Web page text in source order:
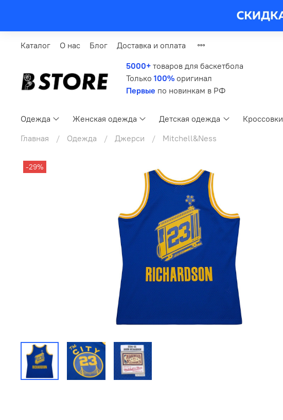
Каталог О нас Блог Доставка и оплата
5000+ товаров для баскетбола
Только 100% оригинал
Первые по новинкам в РФ
Одежда Женская одежда Детская одежда Кроссовки
Главная
Одежда Джерси Mitchell&Ness
-29%